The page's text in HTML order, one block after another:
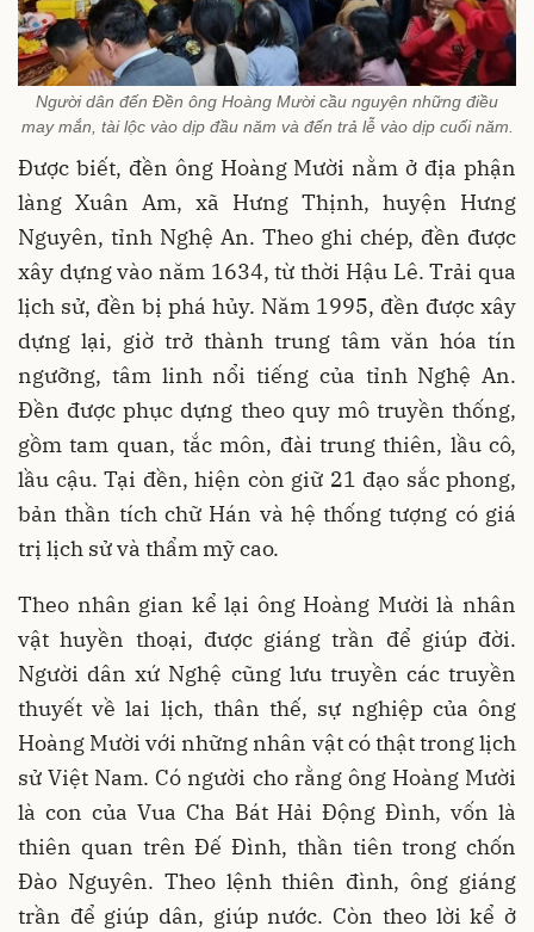
Người dân đến Đền ông Hoàng Mười cầu nguyện những điều
may mắn, tài lộc vào dịp đầu năm và đến trả lễ vào dịp cuối năm.
Được biết, đền ông Hoàng Mười nằm ở địa phận
làng Xuân Am, xã Hưng Thịnh, huyện Hưng
Nguyên, tỉnh Nghệ An. Theo ghi chép, đền được
xây dựng vào năm 1634, từ thời Hậu Lê. Trải qua
lịch sử, đền bị phá hủy. Năm 1995, đền được xây
dựng lại, giờ trở thành trung tâm văn hóa tín
ngưỡng, tâm linh nổi tiếng của tỉnh Nghệ An.
Đền được phục dựng theo quy mô truyền thống,
gồm tam quan, tắc môn, đài trung thiên, lầu cô,
lầu cậu. Tại đền, hiện còn giữ 21 đạo sắc phong,
bản thần tích chữ Hán và hệ thống tượng có giá
trị lịch sử và thẩm mỹ cao.
Theo nhân gian kể lại ông Hoàng Mười là nhân
vật huyền thoại, được giáng trần để giúp đời.
Người dân xứ Nghệ cũng lưu truyền các truyền
thuyết về lai lịch, thân thế, sự nghiệp của ông
Hoàng Mười với những nhân vật có thật trong lịch
sử Việt Nam. Có người cho rằng ông Hoàng Mười
là con của Vua Cha Bát Hải Động Đình, vốn là
thiên quan trên Đế Đình, thần tiên trong chốn
Đào Nguyên. Theo lệnh thiên đình, ông giáng
trần để giúp dân, giúp nước. Còn theo lời kể ở